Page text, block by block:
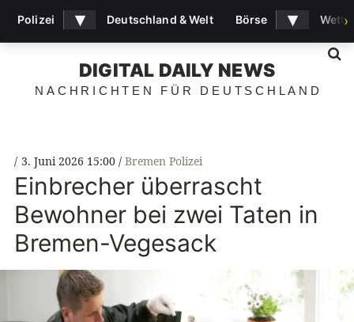
DIGITAL DAILY NEWS
NACHRICHTEN FÜR DEUTSCHLAND
3. Juni 2026 15:00 Bremen Polizei
Einbrecher überrascht
Bewohner bei zwei Taten in
Bremen-Vegesack
Polizei ▾ Deutschland & Welt Börse ▾ ›